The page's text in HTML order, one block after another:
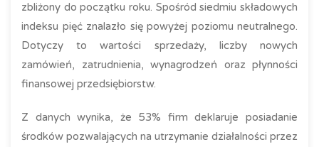
zbliżony do początku roku. Spośród siedmiu składowych
indeksu pięć znalazło się powyżej poziomu neutralnego.
Dotyczy to wartości sprzedaży, liczby nowych
zamówień, zatrudnienia, wynagrodzeń oraz płynności
finansowej przedsiębiorstw.
Z danych wynika, że 53% firm deklaruje posiadanie
środków pozwalających na utrzymanie działalności przez